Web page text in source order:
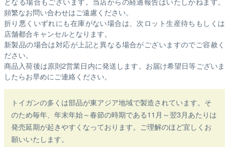
頻繁なお問い合わせはご遠慮ください。
折り悪くいずれにも在庫がない場合は、次ロット生産待ちもしくは
店舗都合キャンセルとなります。
新製品の場合は対応が上記と異なる場合がございますのでご容赦く
ださい。
商品入荷後は原則2営業日内に発送します。お届け希望日等ございま
したらお早めにご連絡ください。
トイガンの多くは部品が東アジア地域で製造されています。そ
のため毎年、年末年始～春節の時期である11月～翌3月あたりは
発売延期が起きやすくなっております。ご理解のほど宜しくお
願いいたします。